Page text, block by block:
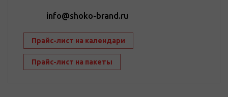
info@shoko-brand.ru
Прайс-лист на календари
Прайс-лист на пакеты